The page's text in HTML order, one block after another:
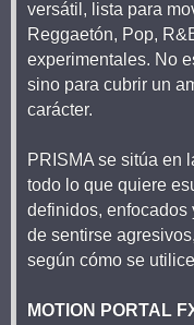
versátil, lista para
Reggaetón, Pop,
experimentales. No
sino para cubrir un
carácter.
PRISMA se sitúa en
todo lo que quiere
definidos, enfocados
de sentirse
según cómo se
MOTION PORTAL